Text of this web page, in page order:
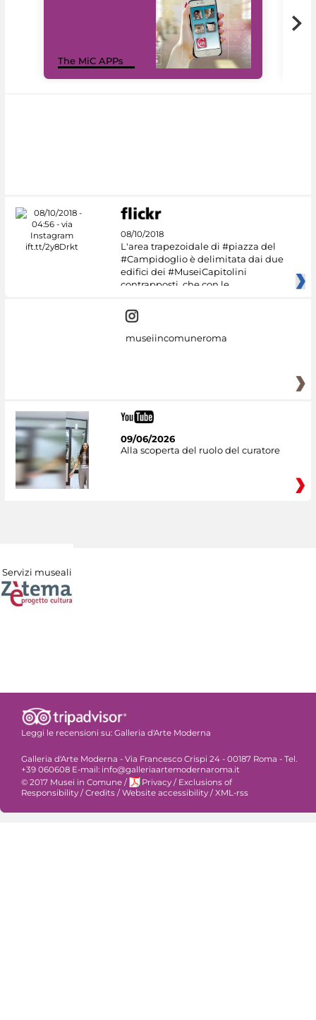
The MiC APPs
08/10/2018
L'area trapezoidale di #piazza del
#Campidoglio è delimitata dai due
edifici dei #MuseiCapitolini
contrapposti, che con le
museiincomuneroma
09/06/2026
Alla scoperta del ruolo del curatore
Servizi museali
Leggi le recensioni su: Galleria d'Arte Moderna
Galleria d'Arte Moderna - Via Francesco Crispi 24 - 00187 Roma - Tel.
+39 060608 E-mail: info@galleriaartemodernaroma.it
© 2017 Musei in Comune / Privacy / Exclusions of
Responsibility / Credits / Website accessibility / XML-rss